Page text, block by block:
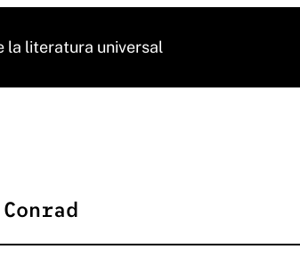
la literatura universal